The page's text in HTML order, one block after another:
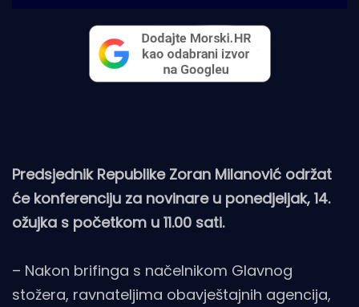
Predsjednik Republike Zoran Milanović održat
će konferenciju za novinare u ponedjeljak, 14.
ožujka s početkom u 11.00 sati.
– Nakon brifinga s načelnikom Glavnog
stožera, ravnateljima obavještajnih agencija,